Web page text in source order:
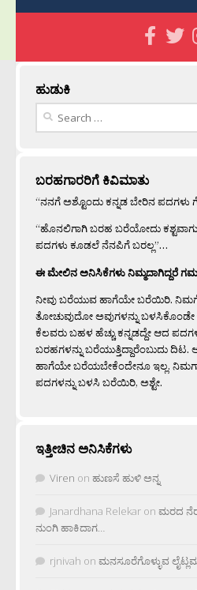
ಹುಡುಕಿ
Search
ಬರಹಗಾರರಿಗೆ ಕಿವಿಮಾತು
“ನನಗೆ ಅಶ್ಟೊಂದು ಕನ್ನಡ ಬೇರಿನ ಪದಗಳು
“ಹೊನಲಿಗಾಗಿ ಬರಹ ಬರೆಯೋದು
ಪದಗಳು ಕೂಡಲೆ ನೆನಪಿಗೆ ಬರಲ್ಲ”…
ಈ ಮೇಲಿನ ಅನಿಸಿಕೆಗಳು ನಿಮ್ಮದಾಗಿದ್ದರೆ
ನೀವು ಬರೆಯುವ ಹಾಗೆಯೇ ಬರೆಯಿರಿ.
ತೋಚುವುದೋ ಅವುಗಳನ್ನು
ಕೆಲವರು ಬಹಳ ಹೆಚ್ಚು ಕನ್ನಡದ್ದೇ ಆದ
ಬರಹಗಳನ್ನು ಬರೆಯುತ್ತಿದ್ದಾರೆಂಬುದು ದಿಟ.
ಹಾಗೆಯೇ ಬರೆಯಬೇಕೆಂದೇನೂ ಇಲ್ಲ.
ಪದಗಳನ್ನು ಬಳಸಿ ಬರೆಯಿರಿ, ಅಶ್ಟೇ.
ಇತ್ತೀಚಿನ ಅನಿಸಿಕೆಗಳು
Viren on ಹುಣಸೆ ಹುಳಿ ಅನ್ನ
Janardhana Relekar on ಮರದ
ನುಂಗಿ ಹಾಕಿದಾಗ…
rjnivah on ಮನಸೂರೆಗೊಳ್ಳುವ